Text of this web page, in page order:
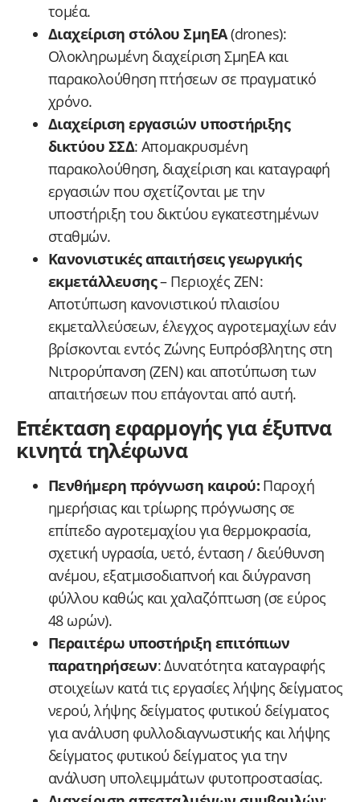
τομέα.
Διαχείριση στόλου ΣμηΕΑ(drones):
Ολοκληρωμένη διαχείριση ΣμηΕΑ και
παρακολούθηση πτήσεων σε πραγματικό
χρόνο.
Διαχείριση εργασιών υποστήριξης
δικτύου ΣΣΔ: Απομακρυσμένη
παρακολούθηση, διαχείριση και καταγραφή
εργασιών που σχετίζονται με την
υποστήριξη του δικτύου εγκατεστημένων
σταθμών.
Κανονιστικές απαιτήσεις γεωργικής
εκμετάλλευσης– Περιοχές ΖΕΝ:
Αποτύπωση κανονιστικού πλαισίου
εκμεταλλεύσεων, έλεγχος αγροτεμαχίων εάν
βρίσκονται εντός Ζώνης Ευπρόσβλητης στη
Νιτρορύπανση (ΖΕΝ) και αποτύπωση των
απαιτήσεων που επάγονται από αυτή.
Επέκταση εφαρμογής για έξυπνα
κινητά τηλέφωνα
Πενθήμερη πρόγνωση καιρού:Παροχή
ημερήσιας και τρίωρης πρόγνωσης σε
επίπεδο αγροτεμαχίου για θερμοκρασία,
σχετική υγρασία, υετό, ένταση / διεύθυνση
ανέμου, εξατμισοδιαπνοή και διύγρανση
φύλλου καθώς και χαλαζόπτωση (σε εύρος
48 ωρών).
Περαιτέρω υποστήριξη επιτόπιων
παρατηρήσεων: Δυνατότητα καταγραφής
στοιχείων κατά τις εργασίες λήψης δείγματος
νερού, λήψης δείγματος φυτικού δείγματος
για ανάλυση φυλλοδιαγνωστικής και λήψης
δείγματος φυτικού δείγματος για την
ανάλυση υπολειμμάτων φυτοπροστασίας.